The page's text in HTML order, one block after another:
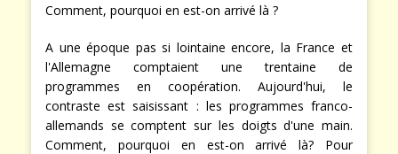
Comment, pourquoi en est-on arrivé là ?
A une époque pas si lointaine encore, la France et
l'Allemagne comptaient une trentaine de
programmes en coopération. Aujourd'hui, le
contraste est saisissant : les programmes franco-
allemands se comptent sur les doigts d'une main.
Comment, pourquoi en est-on arrivé là? Pour